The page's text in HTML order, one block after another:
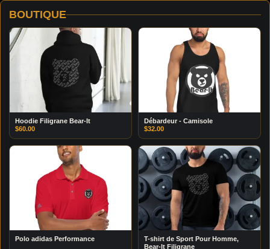
BOUTIQUE
Hoodie Filigrane Bear-It
$60.00
Débardeur - Camisole
$32.00
Polo adidas Performance
T-shirt de Sport Pour Homme,
Bear-It Filigrane